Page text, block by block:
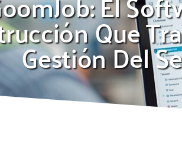
Que
Gestión Del